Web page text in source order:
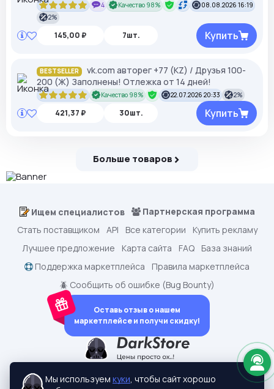
4 Качество 98%
08.08.2026 16:19
2%
145,00 ₽ 7шт. Купить
BESTSELLER
vk.com авторег +77 (KZ) / Друзья 100-
200 (Ж) Заполнены! Отлежка от 14 дней!
Качество 98% 22.07.2026 20:33 2%
421,37 ₽ 30шт. Купить
Больше товаров
2015-2026 © dark.shopping
Ищем специалистов
Партнерская программа
Стать поставщиком
API Все категории
Купить рекламу
Лучшее предложение
Карта сайта FAQ
База знаний
Поддержка маркетплейса
Правила маркетплейса
🪲 Сообщить об ошибке (Bug Bounty)
Оставь отзыв о нашем
маркетплейсе и получи скидку!
Мы используем куки, чтобы сайт хорошо